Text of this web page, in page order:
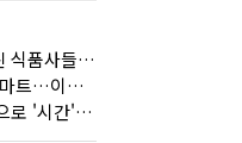
"어렵다"며 가격 올린 식품사들…진짜 어려운 거 맞아?
'나쁜 놈'이라던 대형마트…이젠 '불쌍한 놈' 됐다
홈플러스, 2000억원으로 '시간'을 샀다